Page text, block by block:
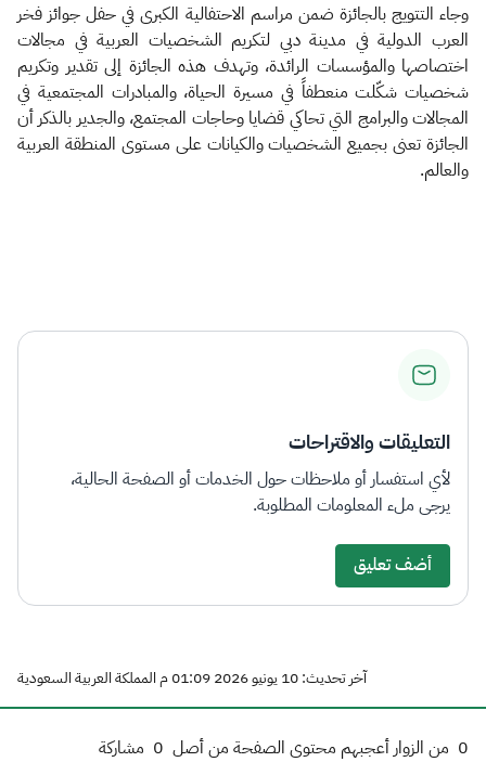
وجاء التتويج بالجائزة ضمن مراسم الاحتفالية الكبرى في حفل جوائز فخر
العرب الدولية في مدينة دبي لتكريم الشخصيات العربية في مجالات
اختصاصها والمؤسسات الرائدة، وتهدف هذه الجائزة إلى تقدير وتكريم
شخصيات شكّلت منعطفاً في مسيرة الحياة، والمبادرات المجتمعية في
المجالات والبرامج التي تحاكي قضايا وحاجات المجتمع، والجدير بالذكر أن
الجائزة تعنى بجميع الشخصيات والكيانات على مستوى المنطقة العربية
والعالم.
التعليقات والاقتراحات
لأي استفسار أو ملاحظات حول الخدمات أو الصفحة الحالية،
يرجى ملء المعلومات المطلوبة.
أضف تعليق
آخر تحديث: 10 يونيو 2026 01:09 م المملكة العربية السعودية
0 من الزوار أعجبهم محتوى الصفحة من أصل 0 مشاركة